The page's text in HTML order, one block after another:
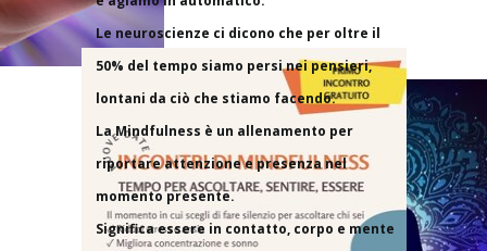
Le neuroscienze ci dicono che per oltre il
50% del tempo siamo persi nei pensieri,
lontani da ciò che stiamo facendo.
La Mindfulness è un allenamento per
riportare attenzione e presenza nel
momento presente.
Significa essere in contatto, corpo e mente